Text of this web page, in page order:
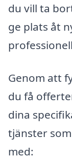
du vill ta
ge plats åt
Genom att
du få
dina
tjänster
med: